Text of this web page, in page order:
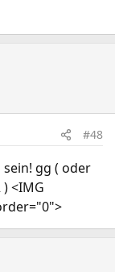
#48
sein! gg ( oder
<IMG